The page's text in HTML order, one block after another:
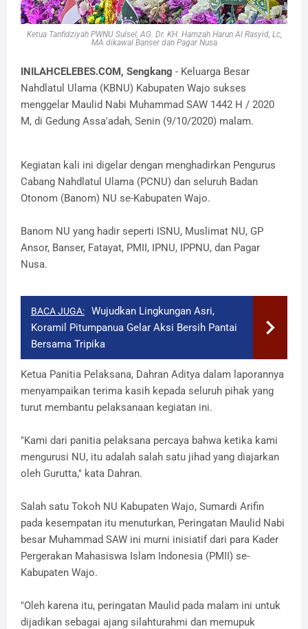
Ketua Tanfidziyah PWNU Sulsel, AG. Dr. KH. Hamzah Harun Al Rasyid, Lc,
MA dikawal Banser dan Pagar Nusa
INILAHCELEBES.COM, Sengkang - Keluarga Besar
Nahdlatul Ulama (KBNU) Kabupaten Wajo sukses
menggelar Maulid Nabi Muhammad SAW 1442 H / 2020
M, di Gedung Assa'adah, Senin (9/10/2020) malam.
Kegiatan kali ini digelar dengan menghadirkan Pengurus
Cabang Nahdlatul Ulama (PCNU) dan seluruh Badan
Otonom (Banom) NU se-Kabupaten Wajo.
Banom NU yang hadir seperti ISNU, Muslimat NU, GP
Ansor, Banser, Fatayat, PMII, IPNU, IPPNU, dan Pagar
Nusa.
BACA JUGA:
Wujudkan Lingkungan Asri,
Koramil Pitumpanua Gelar Aksi Bersih Pantai
Bersama Tripika
Ketua Panitia Pelaksana, Dahran Aditya dalam laporannya
menyampaikan terima kasih kepada seluruh pihak yang
turut membantu pelaksanaan kegiatan ini.
"Kami dari panitia pelaksana percaya bahwa ketika kami
mengurusi NU, itu adalah salah satu jihad yang diajarkan
oleh Gurutta," kata Dahran.
Salah satu Tokoh NU Kabupaten Wajo, Sumardi Arifin
pada kesempatan itu menuturkan, Peringatan Maulid Nabi
besar Muhammad SAW ini murni inisiatif dari para Kader
Pergerakan Mahasiswa Islam Indonesia (PMII) se-
Kabupaten Wajo.
"Oleh karena itu, peringatan Maulid pada malam ini untuk
dijadikan sebagai ajang silahturahmi dan memupuk